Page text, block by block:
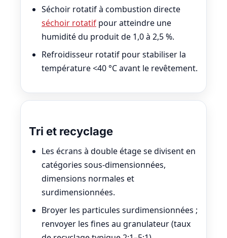
Séchoir rotatif à combustion directe
séchoir rotatif pour atteindre une
humidité du produit de 1,0 à 2,5 %.
Refroidisseur rotatif pour stabiliser la
température <40 °C avant le revêtement.
Tri et recyclage
Les écrans à double étage se divisent en
catégories sous-dimensionnées,
dimensions normales et
surdimensionnées.
Broyer les particules surdimensionnées ;
renvoyer les fines au granulateur (taux